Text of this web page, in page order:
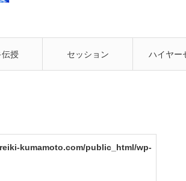
伝授 セッション ハイヤー
kumamoto.com/public_html/wp-